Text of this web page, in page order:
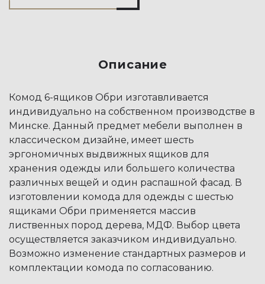
Описание
Комод 6-ящиков Обри изготавливается
индивидуально на собственном производстве в
Минске. Данный предмет мебели выполнен в
классическом дизайне, имеет шесть
эргономичных выдвижных ящиков для
хранения одежды или большего количества
различных вещей и один распашной фасад. В
изготовлении комода для одежды с шестью
ящиками Обри применяется массив
лиственных пород дерева, МДФ. Выбор цвета
осуществляется заказчиком индивидуально.
Возможно изменение стандартных размеров и
комплектации комода по согласованию.